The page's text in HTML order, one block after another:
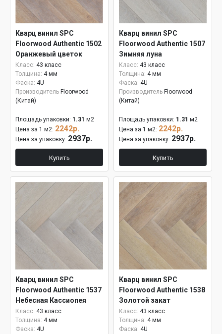
Кварц винил SPC
Floorwood Authentic 1502
Оранжевый цветок
Класс: 43 класс
Толщина: 4 мм
Фаска: 4U
Производитель Floorwood
(Китай)
Площадь упаковки: 1.31 м2
Цена за 1 м2: 2242р.
Цена за упаковку: 2937р.
Купить
Кварц винил SPC
Floorwood Authentic 1507
Зимняя луна
Класс: 43 класс
Толщина: 4 мм
Фаска: 4U
Производитель Floorwood
(Китай)
Площадь упаковки: 1.31 м2
Цена за 1 м2: 2242р.
Цена за упаковку: 2937р.
Купить
Кварц винил SPC
Floorwood Authentic 1537
Небесная Кассиопея
Класс: 43 класс
Толщина: 4 мм
Фаска: 4U
Кварц винил SPC
Floorwood Authentic 1538
Золотой закат
Класс: 43 класс
Толщина: 4 мм
Фаска: 4U